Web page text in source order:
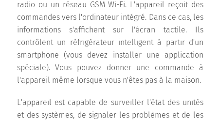
radio ou un réseau GSM Wi-Fi. L'appareil reçoit des
commandes vers l'ordinateur intégré. Dans ce cas, les
informations s'affichent sur l'écran tactile. Ils
contrôlent un réfrigérateur intelligent à partir d'un
smartphone (vous devez installer une application
spéciale). Vous pouvez donner une commande à
l'appareil même lorsque vous n'êtes pas à la maison.
L'appareil est capable de surveiller l'état des unités
et des systèmes, de signaler les problèmes et de les